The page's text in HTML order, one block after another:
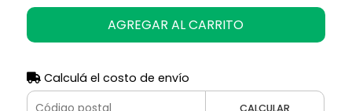
AGREGAR AL CARRITO
Calculá el costo de envío
CALCULAR